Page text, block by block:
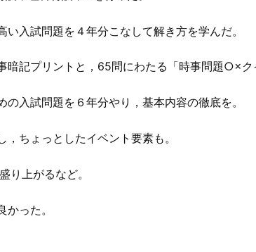
入試問題を４年分こなして解き方を学んだ。
暗記プリントと，65問にわたる「時事問題○×ク
入試問題を６年分やり，基本内容の徹底を。
ちょっとしたイベント要素も。
り上がるなど。
った。